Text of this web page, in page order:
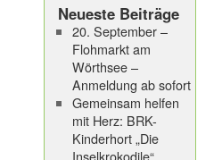
Neueste Beiträge
20. September –
Flohmarkt am
Wörthsee –
Anmeldung ab sofort
Gemeinsam helfen
mit Herz: BRK-
Kinderhort „Die
Inselkrokodile“